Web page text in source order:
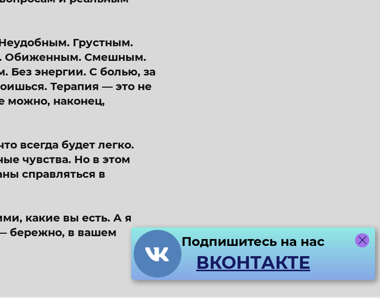
Подпишитесь на нас
ВКОНТАКТЕ
Грустным.
Обиженным. Смешным.
энергии. С болью, за
Терапия — это не
можно, наконец,
всегда будет легко.
чувства. Но в этом
справляться в
какие вы есть. А я
бережно, в вашем